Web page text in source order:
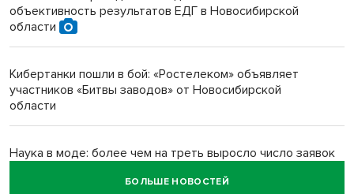
Новосибирский преподаватель с женой вошли в топ-16
многодетных в России
Обновлённое отделение ВТБ открылось в Искитиме
объективность результатов ЕДГ в Новосибирской
области
Кибертанки пошли в бой: «Ростелеком» объявляет
участников «Битвы заводов» от Новосибирской
области
Наука в моде: более чем на треть выросло число заявок
БОЛЬШЕ НОВОСТЕЙ